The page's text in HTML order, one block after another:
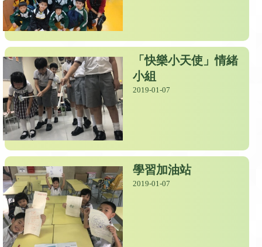
「快樂小天使」情緒
小組
2019-01-07
學習加油站
2019-01-07